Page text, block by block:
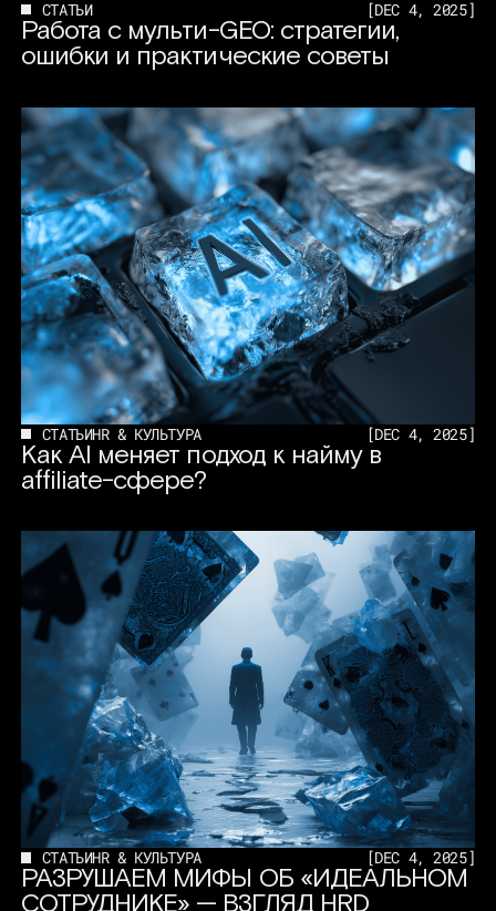
СТАТЬИ [DEC 4, 2025]
Работа с мульти-GEO: стратегии,
ошибки и практические советы
СТАТЬИHR & КУЛЬТУРА [DEC 4, 2025]
Как AI меняет подход к найму в
affiliate-сфере?
СТАТЬИHR & КУЛЬТУРА [DEC 4, 2025]
РАЗРУШАЕМ МИФЫ ОБ «ИДЕАЛЬНОМ